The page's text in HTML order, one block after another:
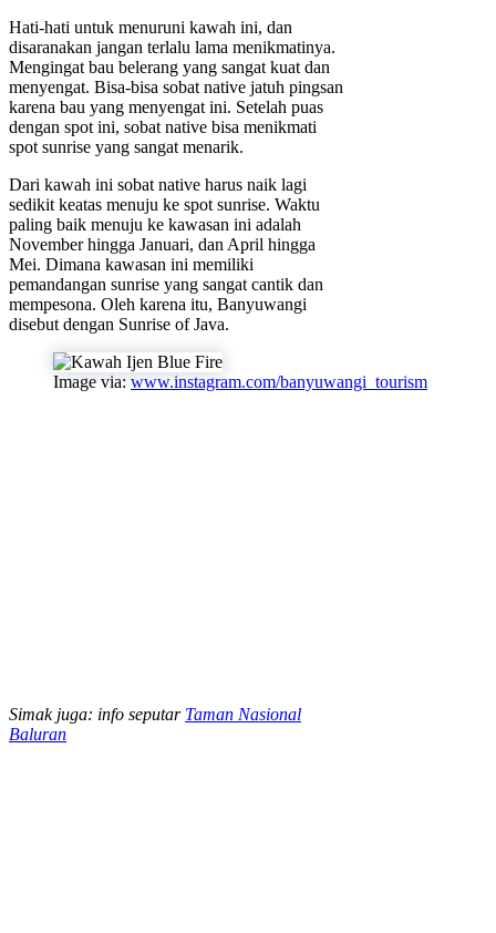
Hati-hati untuk menuruni kawah ini, dan
disaranakan jangan terlalu lama menikmatinya.
Mengingat bau belerang yang sangat kuat dan
menyengat. Bisa-bisa sobat native jatuh pingsan
karena bau yang menyengat ini. Setelah puas
dengan spot ini, sobat native bisa menikmati
spot sunrise yang sangat menarik.
Dari kawah ini sobat native harus naik lagi
sedikit keatas menuju ke spot sunrise. Waktu
paling baik menuju ke kawasan ini adalah
November hingga Januari, dan April hingga
Mei. Dimana kawasan ini memiliki
pemandangan sunrise yang sangat cantik dan
mempesona. Oleh karena itu, Banyuwangi
disebut dengan Sunrise of Java.
Image via: www.instagram.com/banyuwangi_tourism
Simak juga: info seputar Taman Nasional
Baluran